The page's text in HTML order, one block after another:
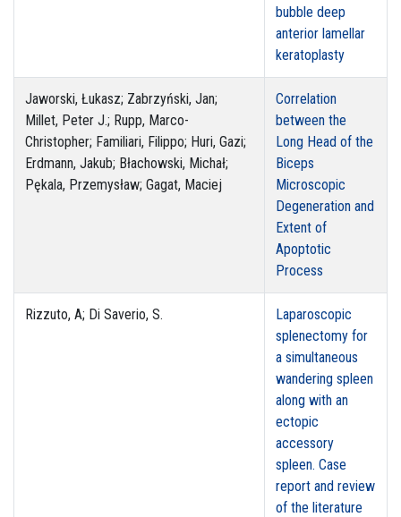
bubble deep
anterior lamellar
keratoplasty
Jaworski, Łukasz; Zabrzyński, Jan;
Millet, Peter J.; Rupp, Marco-
Christopher; Familiari, Filippo; Huri, Gazi;
Erdmann, Jakub; Błachowski, Michał;
Pękala, Przemysław; Gagat, Maciej
Correlation
between the
Long Head of the
Biceps
Microscopic
Degeneration and
Extent of
Apoptotic
Process
Rizzuto, A; Di Saverio, S.
Laparoscopic
splenectomy for
a simultaneous
wandering spleen
along with an
ectopic
accessory
spleen. Case
report and review
of the literature